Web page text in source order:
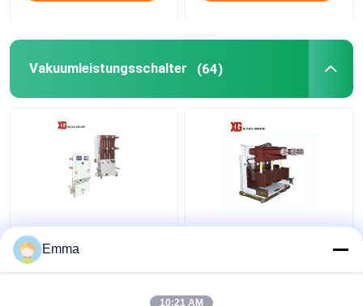
Vakuumleistungsschalter (64)
Leistungsschalter des
Vakuum40.5kv
Emma
10:21 AM